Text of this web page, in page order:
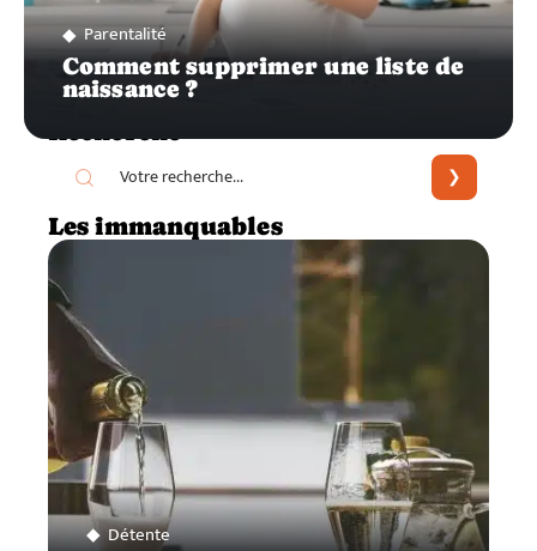
Parentalité
Comment supprimer une liste de
naissance ?
Recherche
Les immanquables
Détente